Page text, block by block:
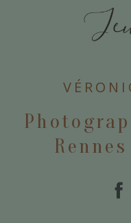
POSTER VOTRE